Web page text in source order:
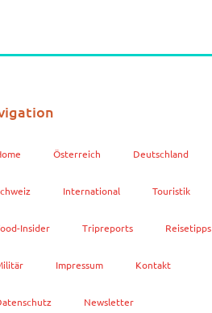
Österreich Deutschland
International Touristik
Insider Tripreports Reisetipps
Impressum Kontakt
Newsletter